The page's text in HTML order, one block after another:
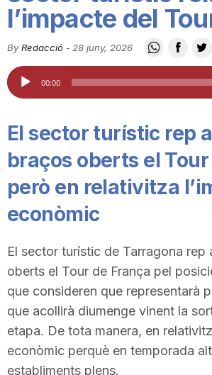
C
a
t
d
l’impacte del
By Redacció - 28 juny, 2026
Reproductor
d'àudio
00:00
El sector turístic rep
braços oberts el
però en relativitza
econòmic
El sector turístic de Tarragona rep
oberts el Tour de França pel
que consideren que representarà
que acollirà diumenge vinent la
etapa. De tota manera, en
econòmic perquè en temporada
establiments plens.